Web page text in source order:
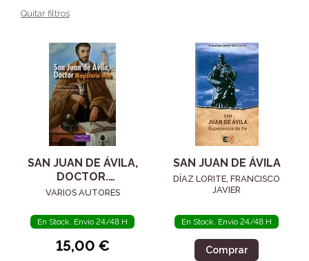
Quitar filtros
SAN JUAN DE ÁVILA,
DOCTOR.
MAGISTERIO VIVO
VARIOS AUTORES
En Stock. Envío 24/48 H
15,00 €
SAN JUAN DE ÁVILA
DÍAZ LORITE, FRANCISCO
JAVIER
En Stock. Envío 24/48 H
Comprar